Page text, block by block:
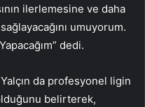
ilerlemesine ve daha
umuyorum.
dedi.
da profesyonel ligin
belirterek,